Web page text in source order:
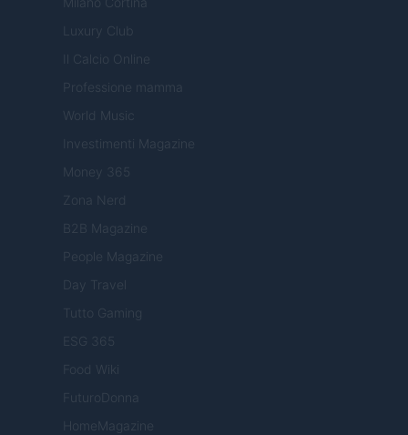
Luxury Club
Il Calcio Online
Professione mamma
World Music
Investimenti Magazine
Money 365
Zona Nerd
B2B Magazine
People Magazine
Day Travel
Tutto Gaming
ESG 365
Food Wiki
FuturoDonna
HomeMagazine